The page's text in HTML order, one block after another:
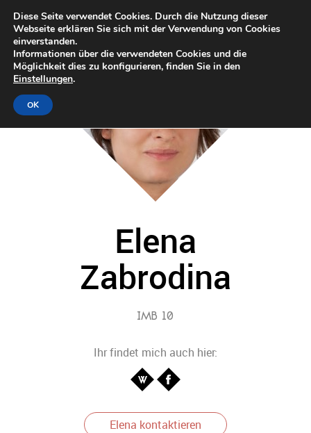
Elena
Zabrodina
IMB 10
Ihr findet mich auch hier:
Elena kontaktieren
Diese Seite verwendet Cookies. Durch die Nutzung dieser
Webseite erklären Sie sich mit der Verwendung von Cookies
einverstanden.
Informationen über die verwendeten Cookies und die
Möglichkeit dies zu konfigurieren, finden Sie in den
Einstellungen.
OK